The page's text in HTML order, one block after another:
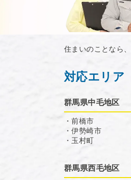
住まいのことなら
対応エリア
群馬県中毛地区
・前橋市
・伊勢崎市
・玉村町
群馬県西毛地区